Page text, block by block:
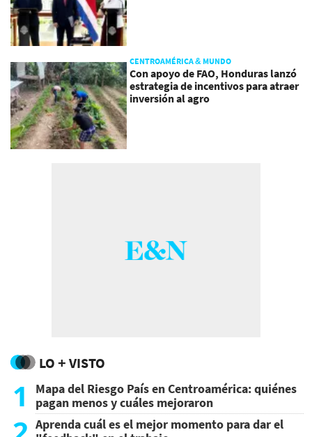
CENTROAMÉRICA & MUNDO
Con apoyo de FAO, Honduras lanzó
estrategia de incentivos para atraer
inversión al agro
LO + VISTO
1
Mapa del Riesgo País en Centroamérica: quiénes
pagan menos y cuáles mejoraron
Aprenda cuál es el mejor momento para dar el